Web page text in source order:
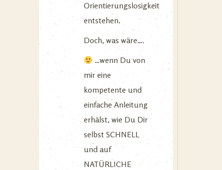
Orientierungslosigkeit
entstehen.
Doch, was wäre….
…wenn Du von
mir eine
kompetente und
einfache Anleitung
erhälst, wie Du Dir
selbst SCHNELL
und auf
NATÜRLICHE